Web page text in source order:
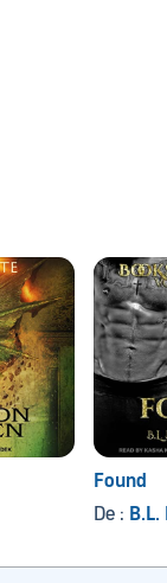
Found
De :